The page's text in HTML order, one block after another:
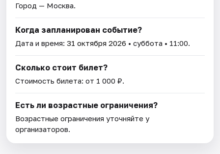
Город — Москва.
Когда запланирован событие?
Дата и время:31 октября 2026 • суббота • 11:00.
Сколько стоит билет?
Стоимость билета: от 1 000 ₽.
Есть ли возрастные ограничения?
Возрастные ограничения уточняйте у
организаторов.